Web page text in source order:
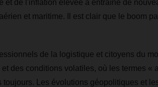
et de l'inflation élevée a entraîné de
et maritime. Il est clair que le boom
de la logistique et citoyens du
des conditions volatiles, où les termes «
toujours. Les évolutions géopolitiques et